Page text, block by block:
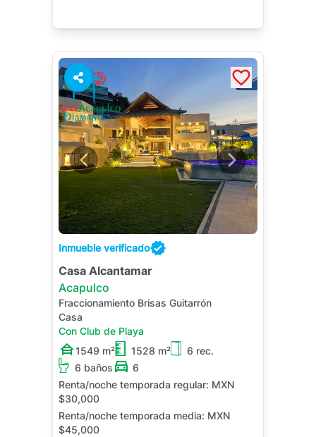
40
Inmueble verificado
Casa Alcantamar
Acapulco
Fraccionamiento Brisas Guitarrón
Casa
Con Club de Playa
1549 m²
1528 m²
6 rec.
6 baños
6
Renta/noche temporada regular: MXN
$30,000
Renta/noche temporada media: MXN
$45,000